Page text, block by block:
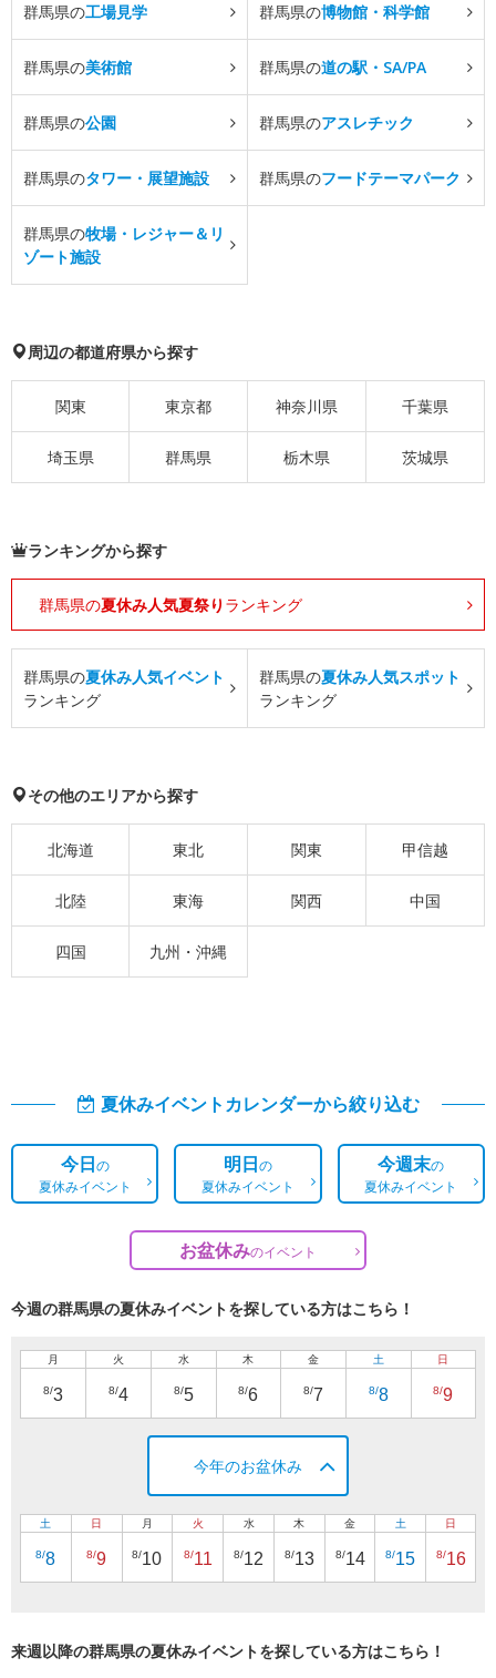
群馬県の工場見学 群馬県の博物館・科学館
群馬県の美術館 群馬県の道の駅・SA/PA
群馬県の公園 群馬県のアスレチック
群馬県のタワー・展望施設 群馬県のフードテーマパーク
群馬県の牧場・レジャー＆リ
ゾート施設
周辺の都道府県から探す
関東 東京都 神奈川県 千葉県
埼玉県 群馬県 栃木県 茨城県
ランキングから探す
群馬県の夏休み人気夏祭り ランキング
群馬県の夏休み人気イベント
ランキング
群馬県の夏休み人気スポット
ランキング
その他のエリアから探す
北海道 東北 関東 甲信越
北陸 東海 関西 中国
四国 九州・沖縄
夏休みイベントカレンダーから絞り込む
今日の
夏休みイベント
明日の
夏休みイベント
今週末の
夏休みイベント
お盆休みのイベント
今週の群馬県の夏休みイベントを探している方はこちら！
月
8/3
火
8/4
水
8/5
木
8/6
金
8/7
土
8/8
日
8/9
今年のお盆休み
土
8/8
日
8/9
月
8/10
火
8/11
水
8/12
木
8/13
金
8/14
土
8/15
日
8/16
来週以降の群馬県の夏休みイベントを探している方はこちら！